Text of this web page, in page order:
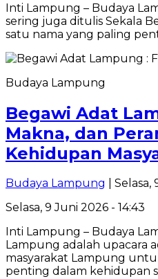
Inti Lampung – Budaya
sering juga ditulis Sekala
satu nama yang paling
Budaya Lampung
Begawi Adat
Makna, dan
Kehidupan
Budaya Lampung
|
Selasa, 9 Juni 2026 - 14:43
Inti Lampung – Budaya
Lampung adalah upacara
masyarakat Lampung
penting dalam kehidupan